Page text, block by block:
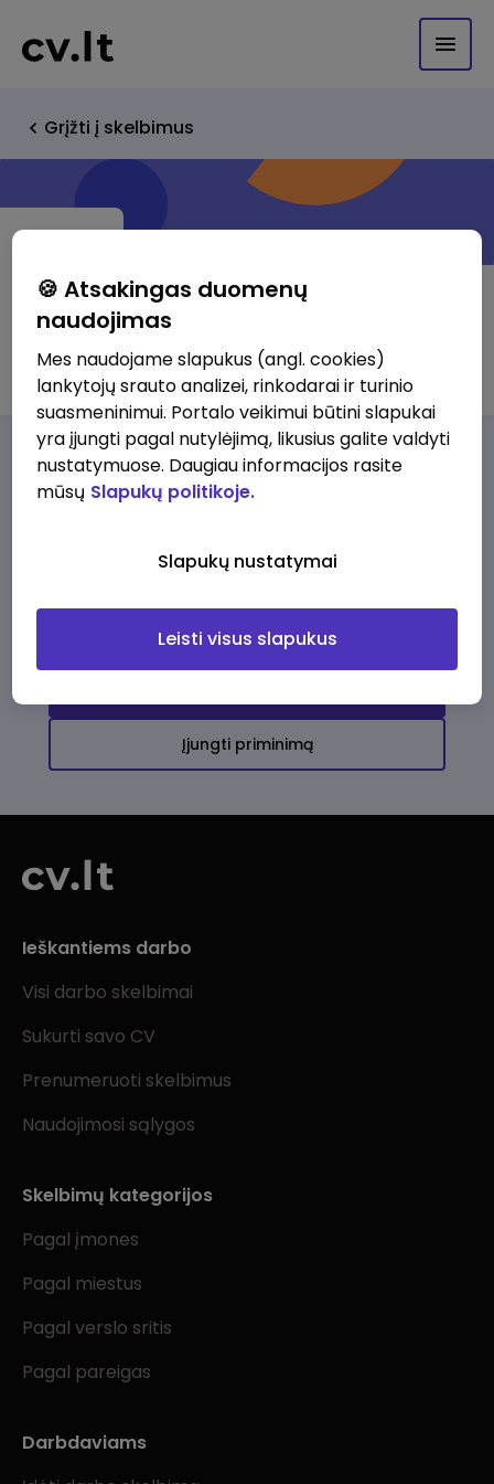
Grįžti į skelbimus
Terra IT, UAB
Darbo pasiūlymaiApie musPrivalumai
darbo pasiūlymų
Įjungti priminimą
Ieškantiems darbo
Visi darbo skelbimai
Sukurti savo CV
Prenumeruoti skelbimus
Naudojimosi sąlygos
Skelbimų kategorijos
Pagal įmones
Pagal miestus
Pagal verslo sritis
Pagal pareigas
Darbdaviams
🍪 Atsakingas duomenų
naudojimas
Mes naudojame slapukus (angl. cookies)
lankytojų srauto analizei, rinkodarai ir turinio
suasmeninimui. Portalo veikimui būtini slapukai
yra įjungti pagal nutylėjimą, likusius galite valdyti
nustatymuose. Daugiau informacijos rasite
mūsų Slapukų politikoje.
Slapukų nustatymai
Leisti visus slapukus